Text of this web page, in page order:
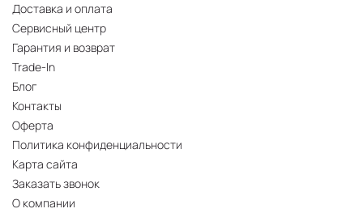
Доставка и оплата
Сервисный центр
Гарантия и возврат
Trade-In
Блог
Контакты
Оферта
Политика конфиденциальности
Карта сайта
Заказать звонок
О компании